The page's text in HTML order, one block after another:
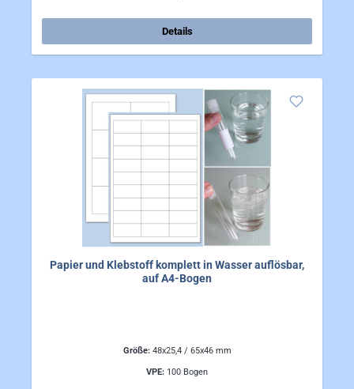
Details
Papier und Klebstoff komplett in Wasser auflösbar,
auf A4-Bogen
Größe: 48x25,4 / 65x46 mm
VPE: 100 Bogen